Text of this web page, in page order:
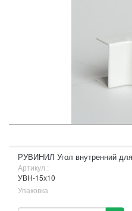
РУВИНИЛ Угол внутренний
Артикул :
УВН-15х10
Упаковка